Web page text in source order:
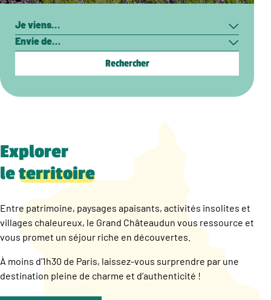
Rechercher
Explorer
leterritoire
Entre patrimoine, paysages apaisants, activités insolites et
villages chaleureux, le Grand Châteaudun vous ressource et
vous promet un séjour riche en découvertes.
À moins d’1h30 de Paris, laissez-vous surprendre par une
destination pleine de charme et d’authenticité !